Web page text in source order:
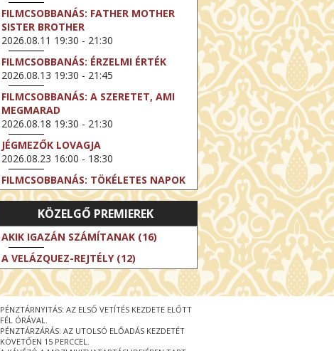
FILMCSOBBANÁS: FATHER MOTHER
SISTER BROTHER
2026.08.11 19:30 - 21:30
FILMCSOBBANÁS: ÉRZELMI ÉRTÉK
2026.08.13 19:30 - 21:45
FILMCSOBBANÁS: A SZERETET, AMI
MEGMARAD
2026.08.18 19:30 - 21:30
JÉGMEZŐK LOVAGJA
2026.08.23 16:00 - 18:30
FILMCSOBBANÁS: TÖKÉLETES NAPOK
2026.08.25 19:30 - 21:45
FILMCSOBBANÁS: IFJÚSÁG
2026.08.27 19:30 - 21:30
EXHIBITION ON SCREEN: VINCENT
VAN GOGH - ÚJ LÁTÁSMÓD
2026.08.30 11:00 - 12:30
NT LIVE / DAVID IRELAND: THE FIFTH
STEP
2026.09.01 19:00 - 21:00
BERLIN ELESTE
KÖZELGŐ PREMIEREK
AKIK IGAZÁN SZÁMÍTANAK (16)
A VELÁZQUEZ-REJTÉLY (12)
PÉNZTÁRNYITÁS: AZ ELSŐ VETÍTÉS KEZDETE ELŐTT
FÉL ÓRÁVAL.
PÉNZTÁRZÁRÁS: AZ UTOLSÓ ELŐADÁS KEZDETÉT
KÖVETŐEN 15 PERCCEL.